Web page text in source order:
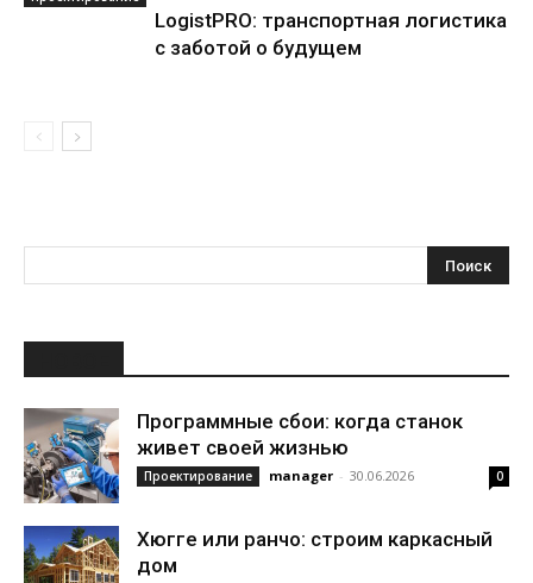
LogistPRO: транспортная логистика
с заботой о будущем
Программные сбои: когда станок
живет своей жизнью
Проектирование manager - 30.06.2026 0
Хюгге или ранчо: строим каркасный
дом